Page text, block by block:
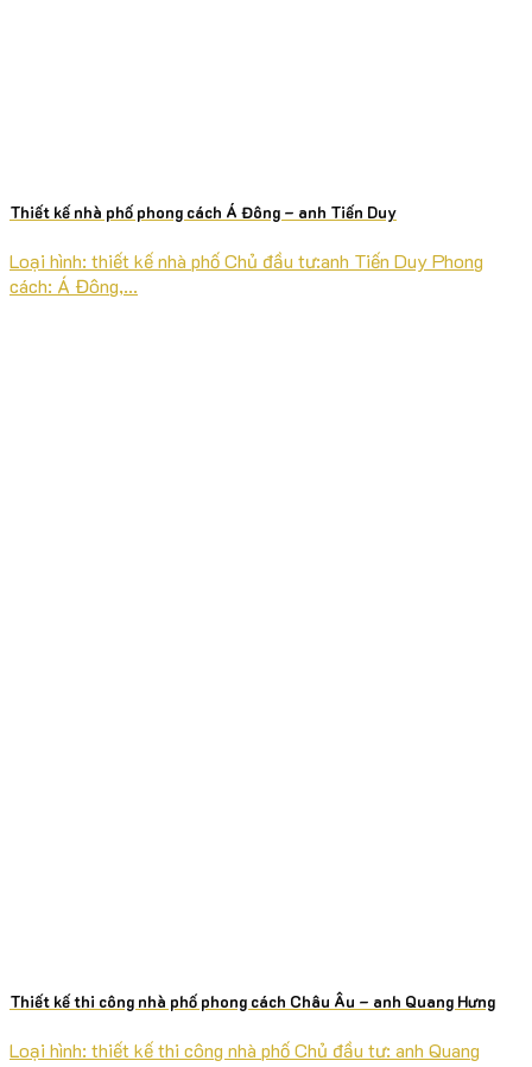
Thiết kế nhà phố phong cách Á Đông – anh Tiến Duy
Loại hình: thiết kế nhà phố Chủ đầu tư:anh Tiến Duy Phong
cách: Á Đông,...
Thiết kế thi công nhà phố phong cách Châu Âu – anh Quang Hưng
Loại hình: thiết kế thi công nhà phố Chủ đầu tư: anh Quang